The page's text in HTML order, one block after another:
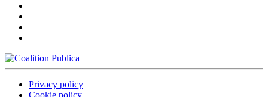
Privacy policy